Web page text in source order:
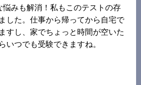
みも解消！私もこのテストの存
した。仕事から帰ってから自宅で
すし、家でちょっと時間が空いた
いつでも受験できますね。